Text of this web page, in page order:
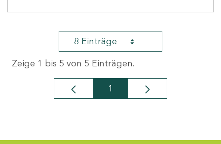
8 Einträge
Zeige 1 bis 5 von 5 Einträgen.
Seite
1